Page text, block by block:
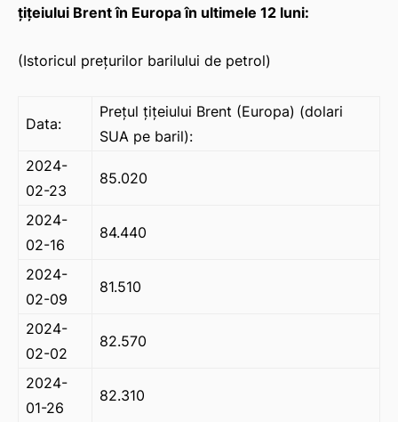
ţiţeiului Brent în Europa în ultimele 12 luni:
(Istoricul preţurilor barilului de petrol)
Data:
Preţul ţiţeiului Brent (Europa) (dolari
SUA pe baril):
2024-
02-23
85.020
2024-
02-16
84.440
2024-
02-09
81.510
2024-
02-02
82.570
2024-
01-26
82.310